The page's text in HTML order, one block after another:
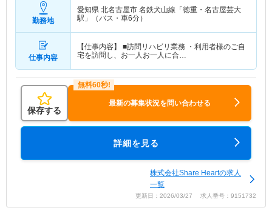
勤務地
愛知県 北名古屋市 名鉄犬山線「徳重・名古屋芸大
駅」（バス・車6分）
仕事内容
【仕事内容】 ■訪問リハビリ業務 ・利用者様のご自
宅を訪問し、お一人お一人に合…
保存する
最新の募集状況を問い合わせる
詳細を見る
株式会社Share Heartの求人
一覧
更新日：2026/03/27 求人番号：9151732